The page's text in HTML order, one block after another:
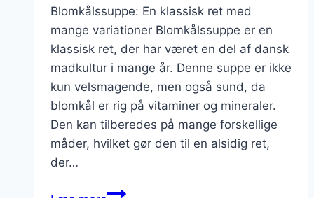
Blomkålssuppe: En klassisk ret med
mange variationer Blomkålssuppe er en
klassisk ret, der har været en del af dansk
madkultur i mange år. Denne suppe er ikke
kun velsmagende, men også sund, da
blomkål er rig på vitaminer og mineraler.
Den kan tilberedes på mange forskellige
måder, hvilket gør den til en alsidig ret,
der…
Blomkålssuppe